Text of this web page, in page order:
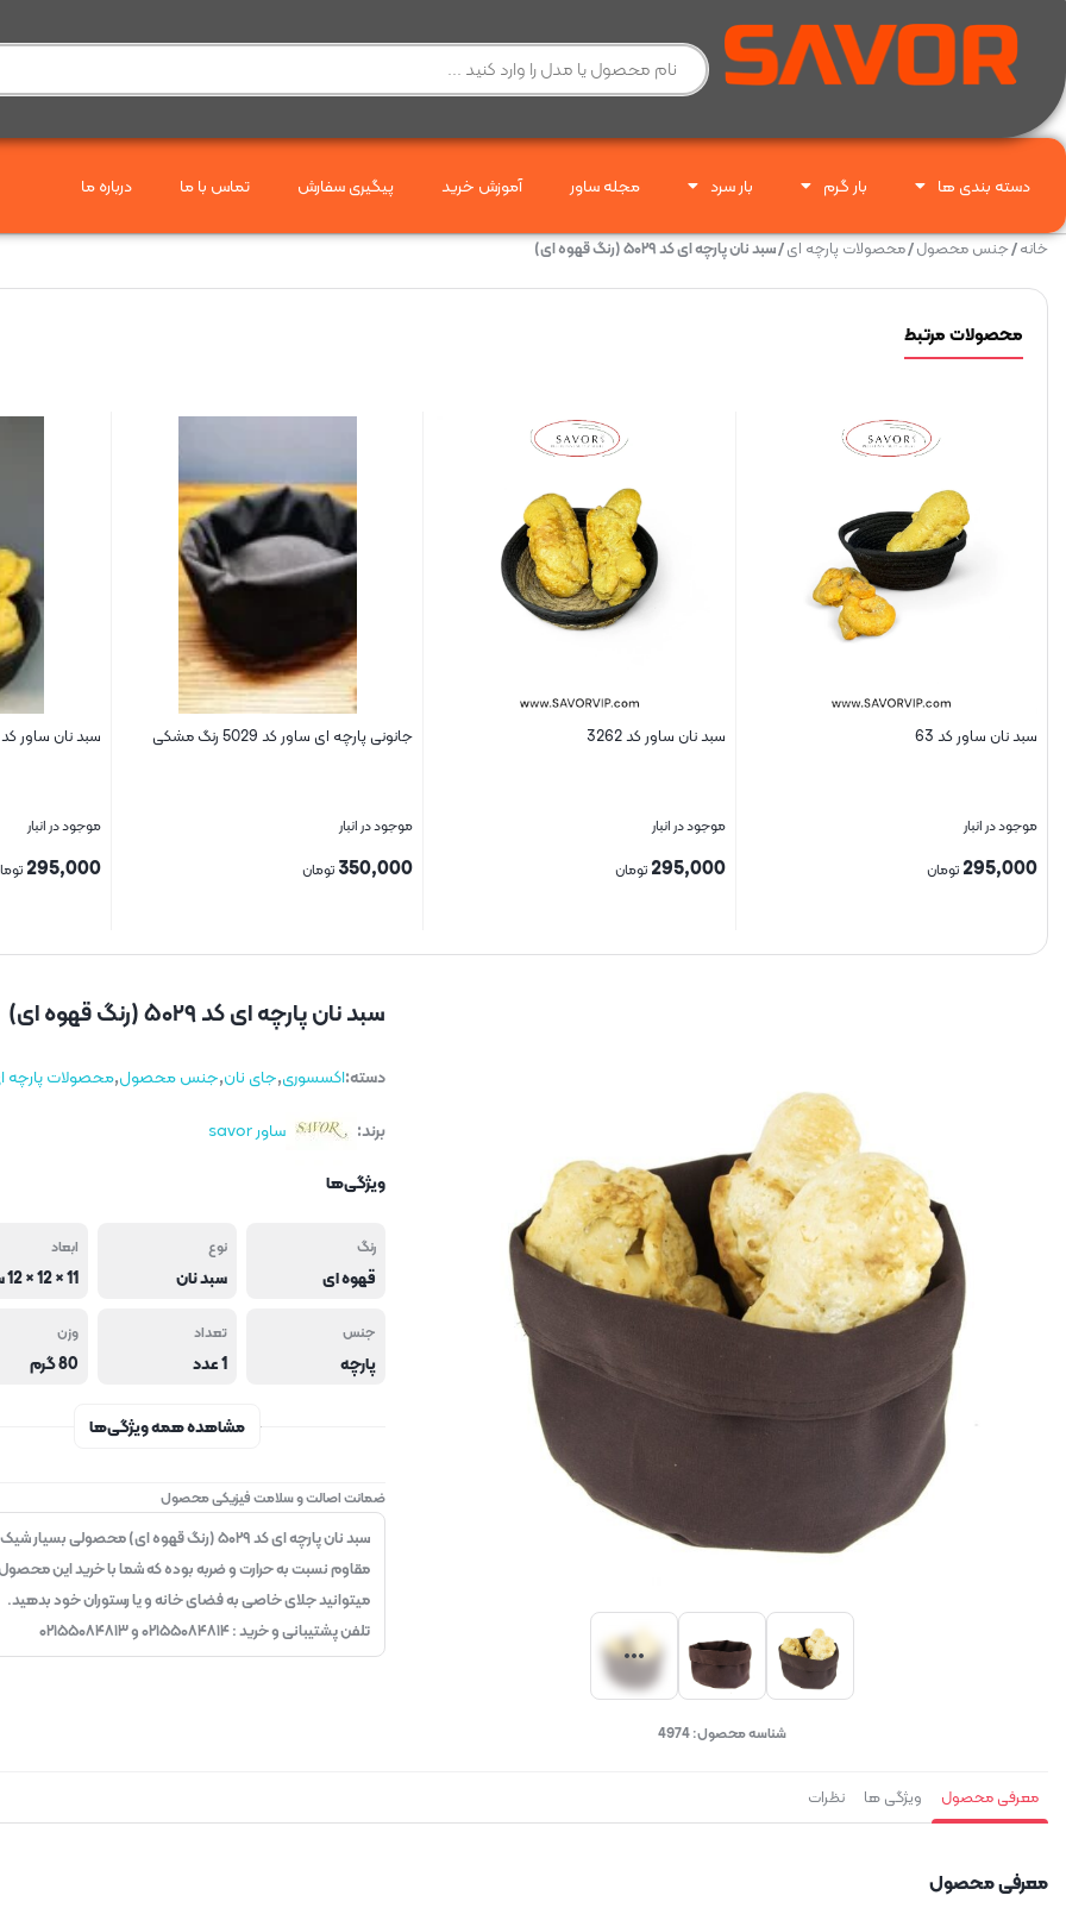
دسته بندی ها بار گرم بار سرد مجله ساور آموزش خرید پیگیری سفارش تماس با ما درباره ما
خانه/جنس محصول/محصولات پارچه ای/ سبد نان پارچه ای کد ۵۰۲۹ (رنگ قهوه ای)
محصولات مرتبط
سبد نان ساور کد 63
موجود در انبار
295,000 تومان
بستن
سبد نان ساور کد 3262
موجود در انبار
295,000 تومان
بستن
جانونی پارچه ای ساور کد 5029 رنگ مشکی
موجود در انبار
350,000 تومان
بستن
سبد نان ساور کد
موجود در انبار
295,000
بستن
شناسه محصول:4974
سبد نان پارچه ای کد ۵۰۲۹ (رنگ قهوه ای)
دسته:اکسسوری,جای نان,جنس محصول,محصولات پارچه
برند:
ساور savor
ویژگی‌ها
رنگ
قهوه ای
نوع
سبد نان
ابعاد
جنس
پارچه
تعداد
1 عدد
وزن
80 گرم
مشاهده همه ویژگی‌ها
ضمانت اصالت و سلامت فیزیکی محصول
سبد نان پارچه ای کد ۵۰۲۹ (رنگ قهوه ای) محصولی بسیار
مقاوم نسبت به حرارت و ضربه بوده که شما با خرید این
میتوانید جلای خاصی به فضای خانه و یا رستوران خود بدهید.
تلفن پشتیبانی و خرید : ۰۲۱۵۵۰۸۴۸۱۴ و ۰۲۱۵۵۰۸۴۸۱۳
معرفی محصول ویژگی ها نظرات
معرفی محصول